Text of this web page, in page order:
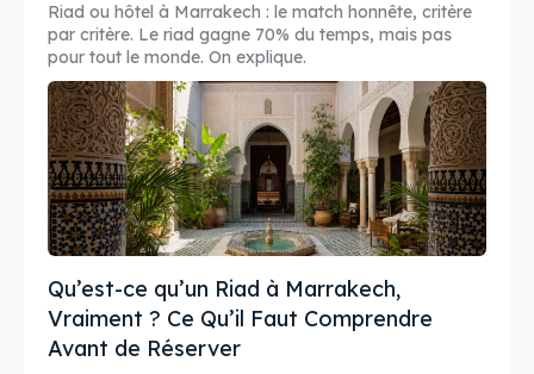
Découverte
Sortie et spectacle
Restaurants
Hébergement
Conseils Pratiques
Bons Plans
Riad ou hôtel à Marrakech : le match honnête, critère
par critère. Le riad gagne 70% du temps, mais pas
pour tout le monde. On explique.
Qu’est-ce qu’un Riad à Marrakech,
Vraiment ? Ce Qu’il Faut Comprendre
Avant de Réserver